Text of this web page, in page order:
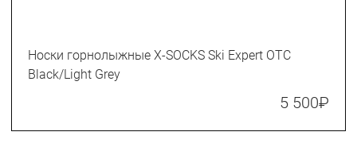
Носки горнолыжные X-SOCKS Ski Expert OTC
Black/Light Grey
5 500₽